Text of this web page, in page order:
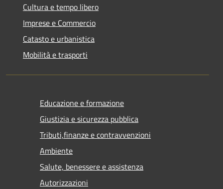
Cultura e tempo libero
Imprese e Commercio
Catasto e urbanistica
Mobilità e trasporti
Educazione e formazione
Giustizia e sicurezza pubblica
Tributi,finanze e contravvenzioni
Ambiente
Salute, benessere e assistenza
Autorizzazioni